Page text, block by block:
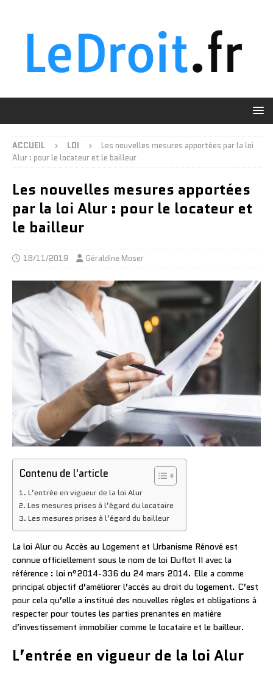
ACCUEIL LOI
Les nouvelles mesures apportées par la loi
Alur : pour le locateur et le bailleur
Les nouvelles mesures apportées
par la loi Alur : pour le locateur et
le bailleur
18/11/2019 Géraldine Moser
Contenu de l'article
L’entrée en vigueur de la loi Alur
Les mesures prises à l’égard du locataire
Les mesures prises à l’égard du bailleur
La loi Alur ou Accès au Logement et Urbanisme Rénové est
connue officiellement sous le nom de loi Duflot II avec la
référence : loi n°2014-336 du 24 mars 2014. Elle a comme
principal objectif d’améliorer l’accès au droit du logement. C’est
pour cela qu’elle a institué des nouvelles règles et obligations à
respecter pour toutes les parties prenantes en matière
d’investissement immobilier comme le locataire et le bailleur.
L’entrée en vigueur de la loi Alur